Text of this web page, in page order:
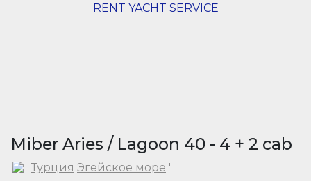
RENT YACHT SERVICE
Miber Aries / Lagoon 40 - 4 + 2 cab
Турция Эгейское море '